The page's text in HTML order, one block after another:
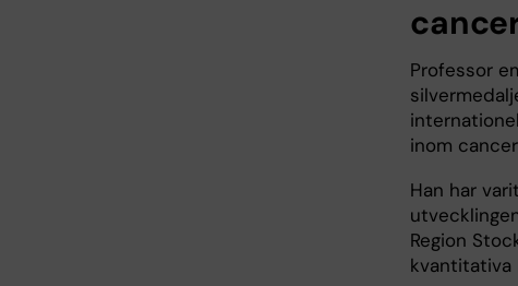
Professor
inom
Han har
Region
kvantitativa